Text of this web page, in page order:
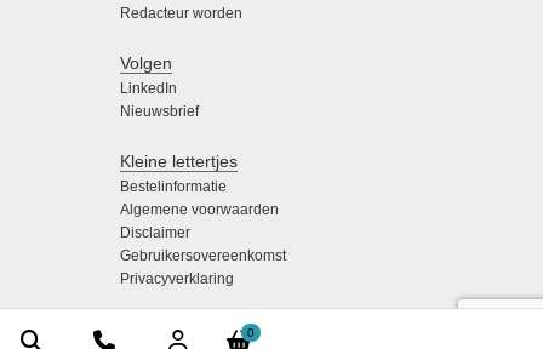
0
Redacteur worden
Volgen
LinkedIn
Nieuwsbrief
Kleine lettertjes
Bestelinformatie
Algemene voorwaarden
Disclaimer
Gebruikersovereenkomst
Privacyverklaring